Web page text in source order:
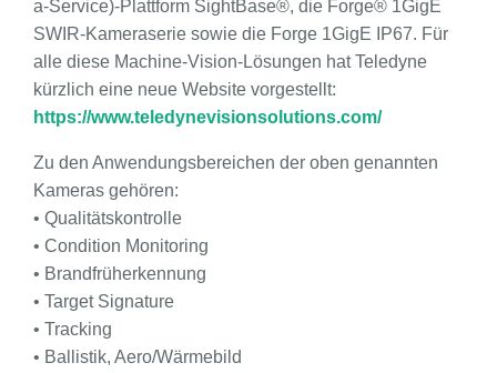
a-Service)-Plattform SightBase®, die Forge® 1GigE
SWIR-Kameraserie sowie die Forge 1GigE IP67. Für
alle diese Machine-Vision-Lösungen hat Teledyne
kürzlich eine neue Website vorgestellt:
https://www.teledynevisionsolutions.com/
Zu den Anwendungsbereichen der oben genannten
Kameras gehören:
• Qualitätskontrolle
• Condition Monitoring
• Brandfrüherkennung
• Target Signature
• Tracking
• Ballistik, Aero/Wärmebild